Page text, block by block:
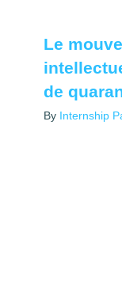
Le
de
By Internship